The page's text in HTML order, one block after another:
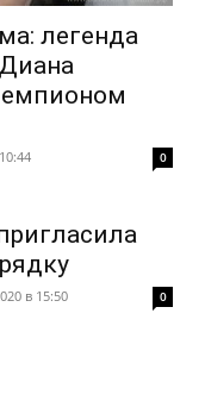
легенда
0
в 15:50 0